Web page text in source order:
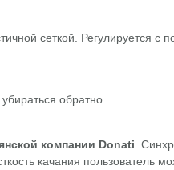
сеткой. Регулируется
обратно.
компании Donati .
качания пользователь